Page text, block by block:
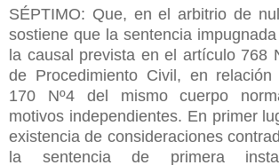
SÉPTIMO: Que, en el arbitrio de
sostiene que la sentencia
la causal prevista en el artículo 768
de Procedimiento Civil, en
170 Nº4 del mismo cuerpo
motivos independientes. En primer
existencia de consideraciones
la sentencia de primera